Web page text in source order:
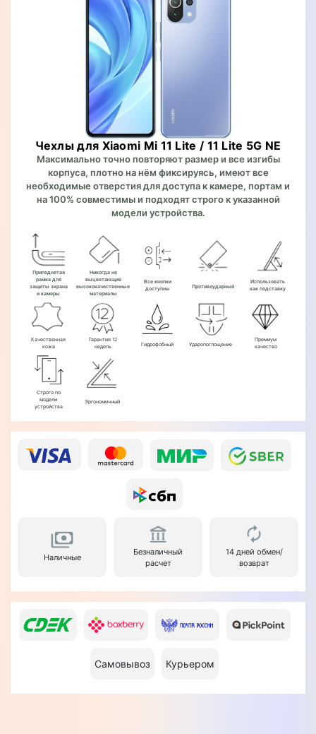
Чехлы для Xiaomi Mi 11 Lite / 11 Lite 5G NE
Максимально точно повторяют размер и все изгибы
корпуса, плотно на нём фиксируясь, имеют все
необходимые отверстия для доступа к камере, портам и
на 100% совместимы и подходят строго к указанной
модели устройства.
Приподнятая
рамка для
защиты экрана
и камеры
Никогда не
выцветающие
высококачественные
материалы
Все кнопки
доступны
Противоударный
Использовать
как подставку
Качественная
кожа
Гарантия 12
недель
Гидрофобный Ударопоглощение
Премиум
качество
Строго по
модели
устройства
Эргономичный
Наличные
Безналичный
расчет
14 дней обмен/
возврат
Самовывоз Курьером